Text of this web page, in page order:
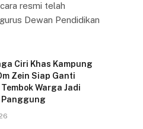
resmi telah
Dewan Pendidikan
Ciri Khas Kampung
Zein Siap Ganti
Warga Jadi
Panggung